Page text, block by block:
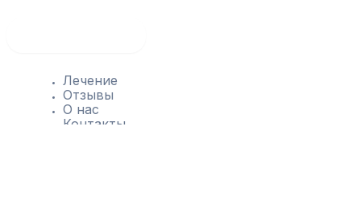
Лечение
Отзывы
О нас
Контакты